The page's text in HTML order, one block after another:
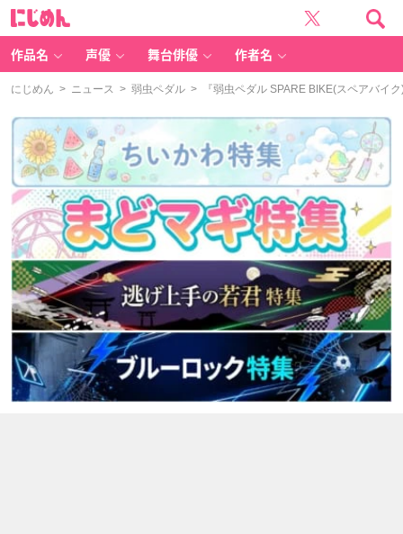
作品名 声優 舞台俳優 作者名
にじめん > ニュース > 弱虫ペダル > 『弱虫ペダル SPARE BIKE(スペアバイ